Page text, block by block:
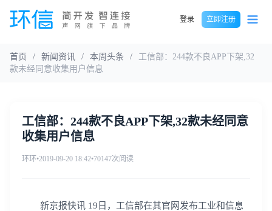
登录 立即注册
首页 / 新闻资讯 / 本周头条 /
工信部：244款不良APP下架,32
款未经同意收集用户信息
工信部：244款不良APP下架,32款未经同意
收集用户信息
环环•2019-09-20 18:42•70147次阅读
新京报快讯 19日，工信部在其官网发布工业和信息